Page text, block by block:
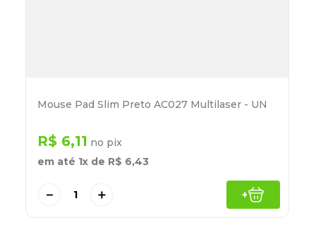
Mouse Pad Slim Preto AC027 Multilaser - UN
R$ 6,11 no pix
em até 1x de R$ 6,43
＋
－ +